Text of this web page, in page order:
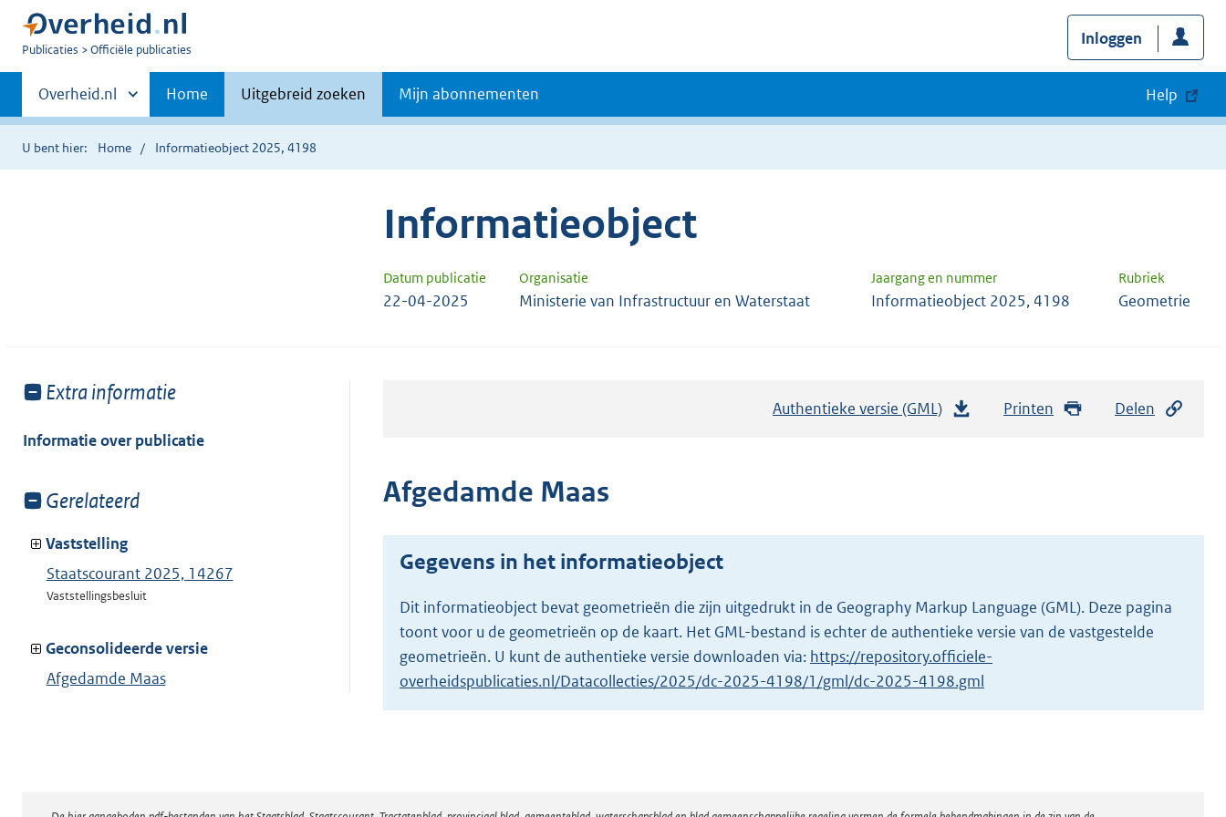
U
Publicaties Officiële publicaties
Inloggen
Primaire
navigatie
Andere
sites
binnen
Overheid.nl Home Uitgebreid zoeken Mijn abonnementen Help
U bent hier: Home Informatieobject 2025, 4198
Informatieobject
Datum publicatie Organisatie Jaargang en nummer Rubriek
22-04-2025 Ministerie van Infrastructuur en Waterstaat Informatieobject 2025, 4198 Geometrie
Toon
van:
Extra informatie
Informatie over publicatie
Toon
van:
Gerelateerd
Vaststelling
Staatscourant 2025, 14267
Vaststellingsbesluit
Geconsolideerde versie
Afgedamde Maas
Authentieke versie (GML)
n
g
r
o
o
Printen Delen
Afgedamde Maas
Gegevens in het informatieobject
Dit informatieobject bevat geometrieën die zijn uitgedrukt in de Geography Markup Language (GML). Deze pagina
toont voor u de geometrieën op de kaart. Het GML-bestand is echter de authentieke versie van de vastgestelde
geometrieën. U kunt de authentieke versie downloaden via: https://repository.officiele-
overheidspublicaties.nl/Datacollecties/2025/dc-2025-4198/1/gml/dc-2025-4198.gml